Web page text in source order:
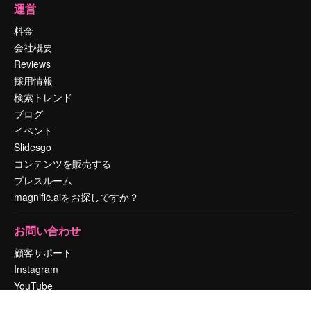
運営
料金
会社概要
Reviews
採用情報
検索トレンド
ブログ
イベント
Slidesgo
コンテンツを販売する
プレスルーム
magnific.aiをお探しですか？
お問い合わせ
顧客サポート
Instagram
YouTube